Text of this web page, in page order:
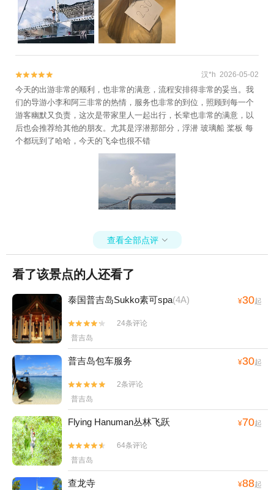

 汉*h 2026-05-02
今天的出游非常的顺利，也非常的满意，流程安排得非常的妥当。我
们的导游小李和阿三非常的热情，服务也非常的到位，照顾到每一个
游客幽默又负责，这次是带家里人一起出行，长辈也非常的满意，以
后也会推荐给其他的朋友。尤其是浮潜那部分，浮潜 玻璃船 桨板 每
个都玩到了哈哈，今天的飞伞也很不错
查看全部点评 
看了该景点的人还看了
泰国普吉岛Sukko素可spa(4A) ¥30起


24条评论
普吉岛
普吉岛包车服务 ¥30起


2条评论
普吉岛
Flying Hanuman丛林飞跃 ¥70起


64条评论
普吉岛
查龙寺 ¥88起